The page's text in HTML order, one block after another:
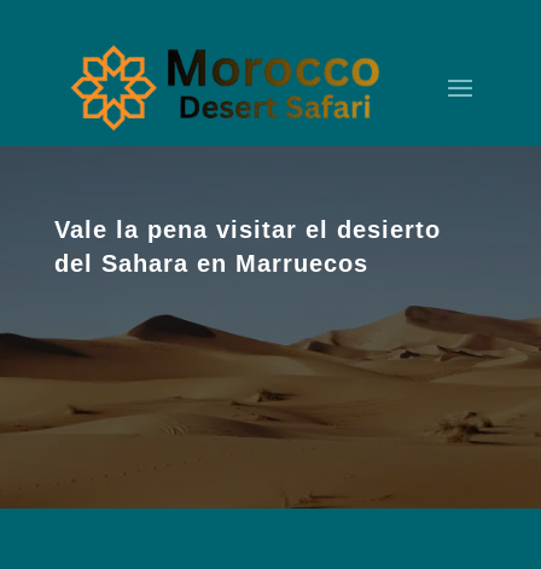
Vale la pena visitar el desierto
del Sahara en Marruecos